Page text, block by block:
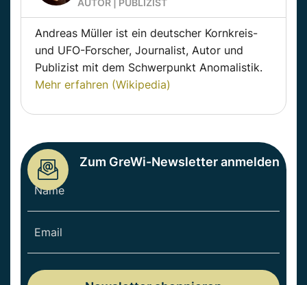
Andreas Müller ist ein deutscher Kornkreis-
und UFO-Forscher, Journalist, Autor und
Publizist mit dem Schwerpunkt Anomalistik.
Mehr erfahren (Wikipedia)
Zum GreWi-Newsletter anmelden